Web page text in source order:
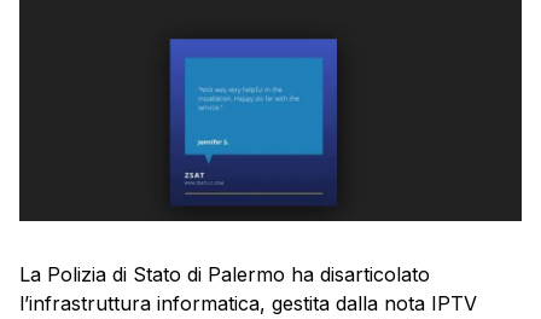
La Polizia di Stato di Palermo ha disarticolato
l’infrastruttura informatica, gestita dalla nota IPTV